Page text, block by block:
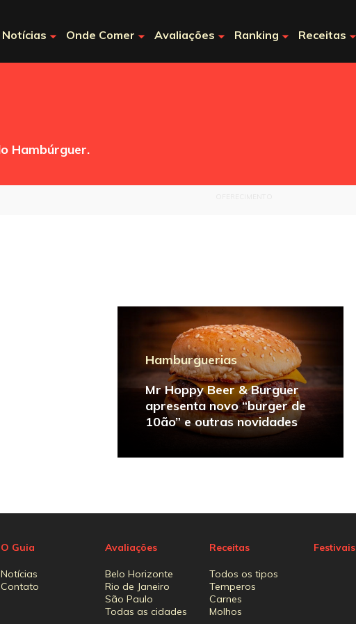
Notícias Onde Comer Avaliações Ranking Receitas
Hambúrguer.
Hamburguerias
Mr Hoppy Beer & Burguer
apresenta novo “burger de
10ão” e outras novidades
O Guia
Notícias
Contato
Avaliações
Belo Horizonte
Rio de Janeiro
São Paulo
Todas as cidades
Receitas
Todos os tipos
Temperos
Carnes
Molhos
Festivais